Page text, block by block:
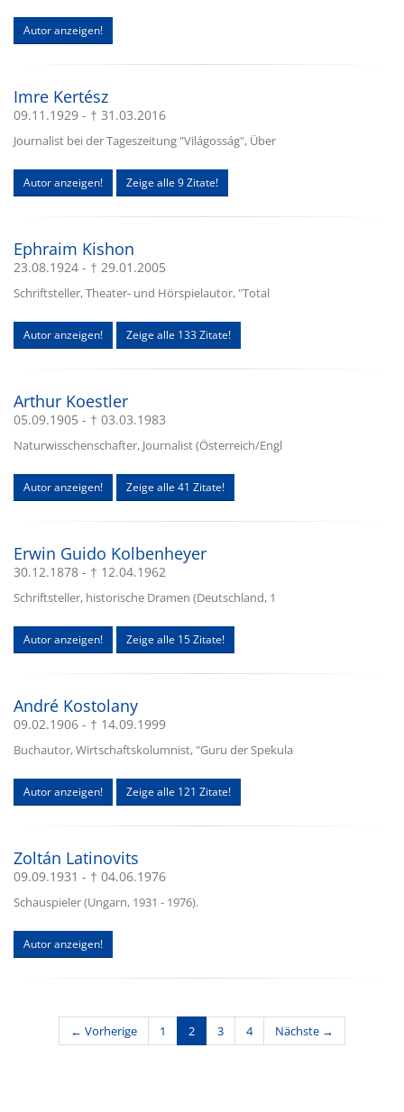
Autor anzeigen!
Imre Kertész
09.11.1929 - † 31.03.2016
Journalist bei der Tageszeitung "Világosság", Über
Autor anzeigen! Zeige alle 9 Zitate!
Ephraim Kishon
23.08.1924 - † 29.01.2005
Schriftsteller, Theater- und Hörspielautor, "Total
Autor anzeigen! Zeige alle 133 Zitate!
Arthur Koestler
05.09.1905 - † 03.03.1983
Naturwisschenschafter, Journalist (Österreich/Engl
Autor anzeigen! Zeige alle 41 Zitate!
Erwin Guido Kolbenheyer
30.12.1878 - † 12.04.1962
Schriftsteller, historische Dramen (Deutschland, 1
Autor anzeigen! Zeige alle 15 Zitate!
André Kostolany
09.02.1906 - † 14.09.1999
Buchautor, Wirtschaftskolumnist, "Guru der Spekula
Autor anzeigen! Zeige alle 121 Zitate!
Zoltán Latinovits
09.09.1931 - † 04.06.1976
Schauspieler (Ungarn, 1931 - 1976).
Autor anzeigen!
← Vorherige 1 2(current)
3 4 Nächste →